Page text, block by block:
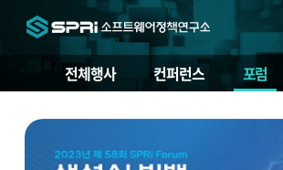
전체행사 컨퍼런스 포럼